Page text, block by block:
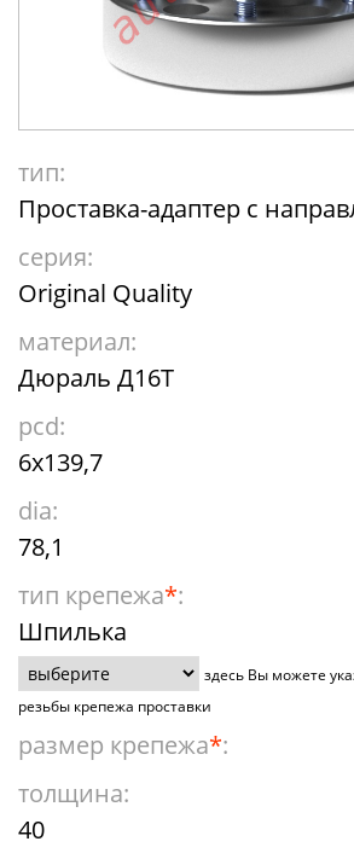
тип:
Проставка-адаптер с
серия:
Original Quality
материал:
Дюраль Д16Т
pcd:
6x139,7
dia:
78,1
тип крепежа*:
Шпилька
здесь Вы можете
резьбы крепежа проставки
размер крепежа*:
толщина:
40